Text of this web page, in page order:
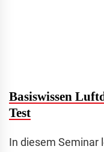
Basiswissen
Test
In diesem Seminar